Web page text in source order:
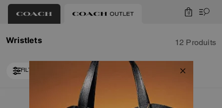
0
Wristlets 12 Produits
FILTRER / TRIER
Loaded 2 more products, showing 12 items.
Bestseller